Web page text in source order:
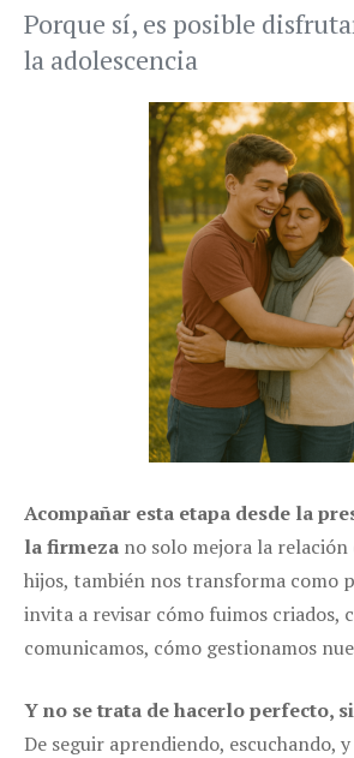
Porque sí, es posible
la adolescencia
Acompañar esta etapa desde la
la firmeza no solo mejora la
hijos, también nos transforma como
invita a revisar cómo fuimos criados,
comunicamos, cómo gestionamos
Y no se trata de hacerlo perfecto,
De seguir aprendiendo, escuchando,